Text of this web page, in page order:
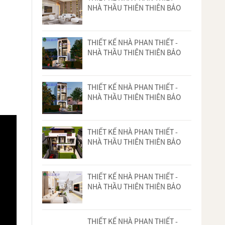
NHÀ THẦU THIÊN THIÊN BẢO
THIẾT KẾ NHÀ PHAN THIẾT -
NHÀ THẦU THIÊN THIÊN BẢO
THIẾT KẾ NHÀ PHAN THIẾT -
NHÀ THẦU THIÊN THIÊN BẢO
THIẾT KẾ NHÀ PHAN THIẾT -
NHÀ THẦU THIÊN THIÊN BẢO
THIẾT KẾ NHÀ PHAN THIẾT -
NHÀ THẦU THIÊN THIÊN BẢO
THIẾT KẾ NHÀ PHAN THIẾT -